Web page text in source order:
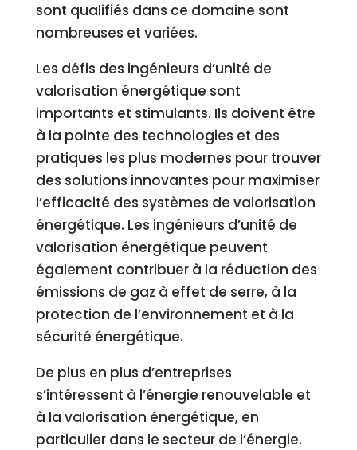
sont qualifiés dans ce domaine sont
nombreuses et variées.
Les défis des ingénieurs d’unité de
valorisation énergétique sont
importants et stimulants. Ils doivent être
à la pointe des technologies et des
pratiques les plus modernes pour trouver
des solutions innovantes pour maximiser
l’efficacité des systèmes de valorisation
énergétique. Les ingénieurs d’unité de
valorisation énergétique peuvent
également contribuer à la réduction des
émissions de gaz à effet de serre, à la
protection de l’environnement et à la
sécurité énergétique.
De plus en plus d’entreprises
s’intéressent à l’énergie renouvelable et
à la valorisation énergétique, en
particulier dans le secteur de l’énergie.